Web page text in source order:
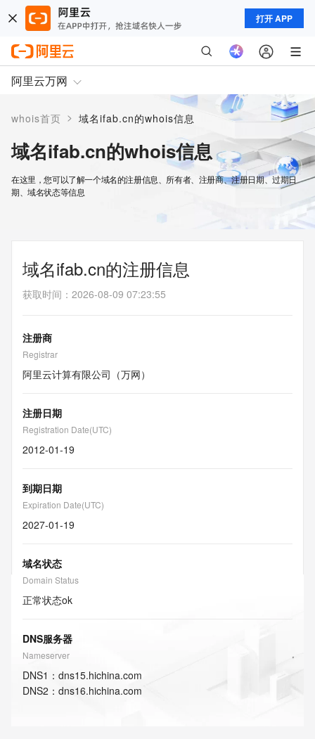
打开 APP
阿里云万网
whois首页 > 域名ifab.cn的whois信息
域名ifab.cn的whois信息
在这里，您可以了解一个域名的注册信息、所有者、注册商、注册日期、过期日
期、域名状态等信息
域名ifab.cn的注册信息
获取时间 ： 2026-08-09 07:23:55
注册商
Registrar
阿里云计算有限公司（万网）
注册日期
Registration Date(UTC)
2012-01-19
到期日期
Expiration Date(UTC)
2027-01-19
域名状态
Domain Status
正常状态ok
DNS服务器
Nameserver
DNS1 ： dns15.hichina.com
DNS2 ： dns16.hichina.com